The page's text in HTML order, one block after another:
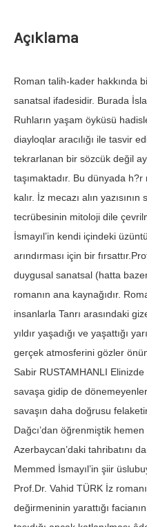
Açıklama
Roman talih-kader hakkında
sanatsal ifadesidir. Burada
Ruhların yaşam öyküsü
diayloqlar aracılığı ile tasvir
tekrarlanan bir sözcük değil
taşımaktadır. Bu dünyada
kalır. İz mecazı alın
tecrübesinin mitoloji dile
İsmayıl’in kendi içindeki
arındırması için bir
duygusal sanatsal (hatta
romanın ana kaynağıdır.
insanlarla Tanrı arasındaki
yıldır yaşadığı ve yaşattığı
gerçek atmosferini gözler
Sabir RUSTAMHANLI
savaşa gidip de
savaşın daha doğrusu felaketin
Dağcı’dan öğrenmiştik hemen
Azerbaycan’daki tahribatını
Memmed İsmayıl’in şiir
Prof.Dr. Vahid TÜRK İz
değirmeninin yarattığı